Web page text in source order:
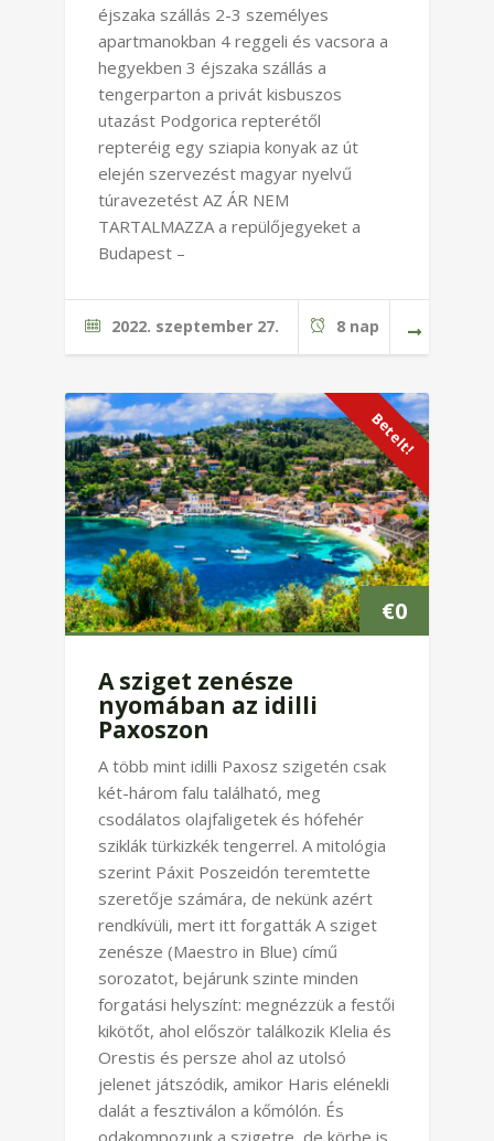
éjszaka szállás 2-3 személyes
apartmanokban 4 reggeli és vacsora a
hegyekben 3 éjszaka szállás a
tengerparton a privát kisbuszos
utazást Podgorica repterétől
repteréig egy sziapia konyak az út
elején szervezést magyar nyelvű
túravezetést AZ ÁR NEM
TARTALMAZZA a repülőjegyeket a
Budapest –
2022. szeptember 27. 8 nap
Betelt!
€0
A sziget zenésze
nyomában az idilli
Paxoszon
A több mint idilli Paxosz szigetén csak
két-három falu található, meg
csodálatos olajfaligetek és hófehér
sziklák türkizkék tengerrel. A mitológia
szerint Páxit Poszeidón teremtette
szeretője számára, de nekünk azért
rendkívüli, mert itt forgatták A sziget
zenésze (Maestro in Blue) című
sorozatot, bejárunk szinte minden
forgatási helyszínt: megnézzük a festői
kikötőt, ahol először találkozik Klelia és
Orestis és persze ahol az utolsó
jelenet játszódik, amikor Haris elénekli
dalát a fesztiválon a kőmólón. És
odakompozunk a szigetre, de körbe is